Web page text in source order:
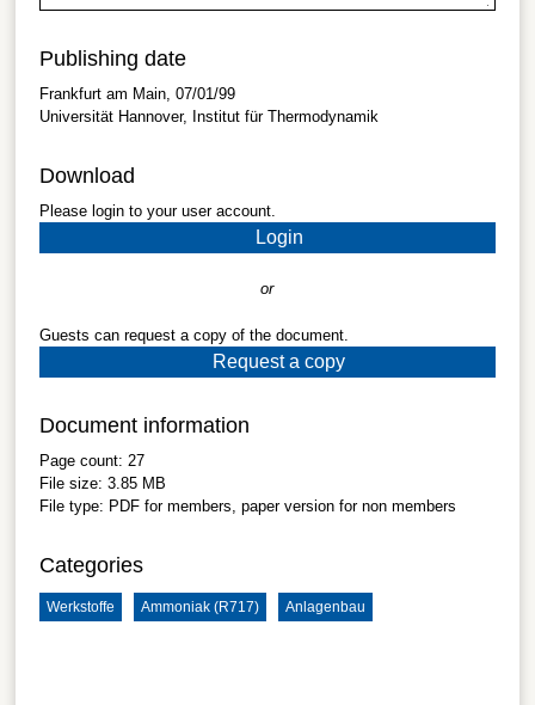
Publishing date
Frankfurt am Main, 07/01/99
Universität Hannover, Institut für Thermodynamik
Download
Please login to your user account.
Login
or
Guests can request a copy of the document.
Request a copy
Document information
Page count:27
File size:3.85 MB
File type: PDF for members, paper version for non members
Categories
Werkstoffe Ammoniak (R717) Anlagenbau